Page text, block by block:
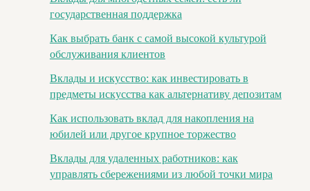
государственная поддержка
Как выбрать банк с самой высокой культурой
обслуживания клиентов
Вклады и искусство: как инвестировать в
предметы искусства как альтернативу депозитам
Как использовать вклад для накопления на
юбилей или другое крупное торжество
Вклады для удаленных работников: как
управлять сбережениями из любой точки мира